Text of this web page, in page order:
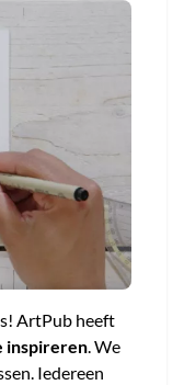
ArtPub heeft
inspireren. We
Iedereen